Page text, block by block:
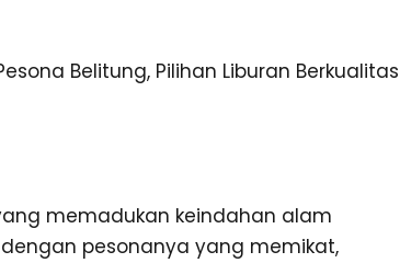
memadukan keindahan alam
pesonanya yang memikat,